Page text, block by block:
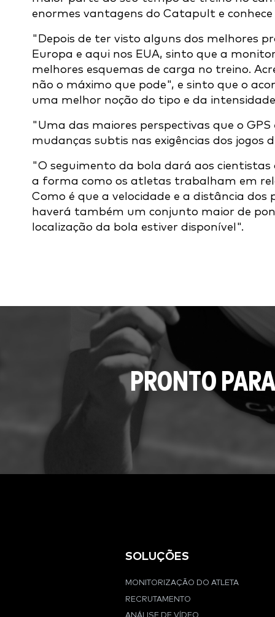
enormes vantagens do Catapult e
"Depois de ter visto alguns dos melhores
Europa e aqui nos EUA, sinto que a
melhores esquemas de carga no treino.
não o máximo que pode", e sinto que o
uma melhor noção do tipo e da
"Uma das maiores perspectivas que o
mudanças subtis nas exigências dos jogos
"O seguimento da bola dará aos
a forma como os atletas trabalham em
Como é que a velocidade e a distância dos
haverá também um conjunto maior de
localização da bola estiver disponível".
PRONTO
SOLUÇÕES
MONITORIZAÇÃO DO ATLETA
RECRUTAMENTO